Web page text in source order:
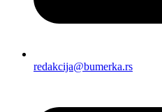
redakcija@bumerka.rs